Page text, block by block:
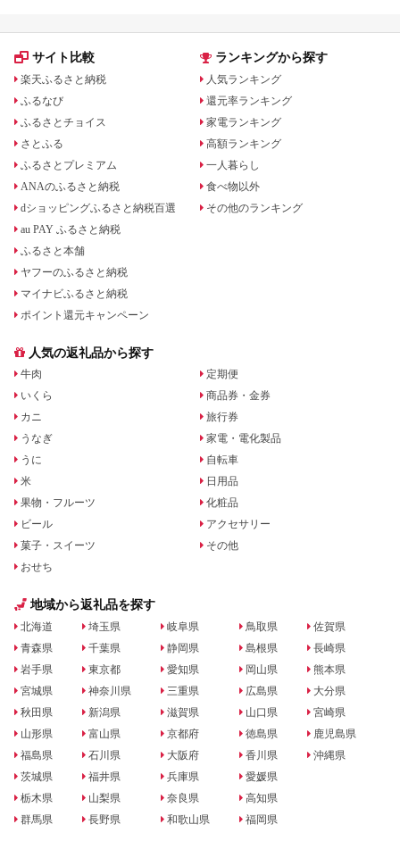
サイト比較
楽天ふるさと納税
ふるなび
ふるさとチョイス
さとふる
ふるさとプレミアム
ANAのふるさと納税
dショッピングふるさと納税百選
au PAY ふるさと納税
ふるさと本舗
ヤフーのふるさと納税
マイナビふるさと納税
ポイント還元キャンペーン
ランキングから探す
人気ランキング
還元率ランキング
家電ランキング
高額ランキング
一人暮らし
食べ物以外
その他のランキング
人気の返礼品から探す
牛肉
いくら
カニ
うなぎ
うに
米
果物・フルーツ
ビール
菓子・スイーツ
おせち
定期便
商品券・金券
旅行券
家電・電化製品
自転車
日用品
化粧品
アクセサリー
その他
地域から返礼品を探す
北海道
青森県
岩手県
宮城県
秋田県
山形県
福島県
茨城県
栃木県
群馬県
埼玉県
千葉県
東京都
神奈川県
新潟県
富山県
石川県
福井県
山梨県
長野県
岐阜県
静岡県
愛知県
三重県
滋賀県
京都府
大阪府
兵庫県
奈良県
和歌山県
鳥取県
島根県
岡山県
広島県
山口県
徳島県
香川県
愛媛県
高知県
福岡県
佐賀県
長崎県
熊本県
大分県
宮崎県
鹿児島県
沖縄県